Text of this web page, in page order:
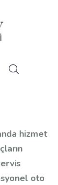
hizmet
oto